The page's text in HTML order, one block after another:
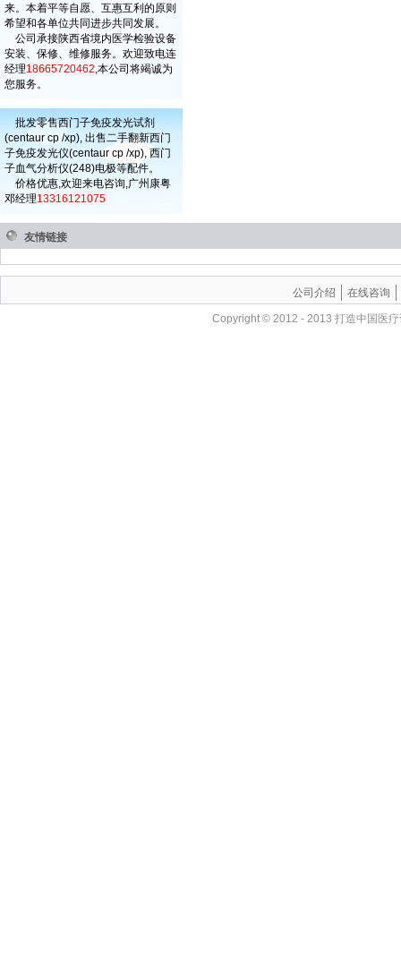
来。本着平等自愿、互惠互利的原则
希望和各单位共同进步共同发展。
公司承接陕西省境内医学检验设备
安装、保修、维修服务。欢迎致电连
经理18665720462,本公司将竭诚为
您服务。
批发零售西门子免疫发光试剂
(centaur cp /xp), 出售二手翻新西门
子免疫发光仪(centaur cp /xp), 西门
子血气分析仪(248)电极等配件。
价格优惠,欢迎来电咨询,广州康粤
邓经理13316121075
友情链接
公司介绍 在线咨询
Copyright © 2012 - 2013 打造中国医